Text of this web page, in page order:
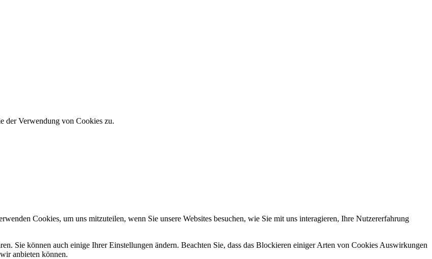
der Verwendung von Cookies zu.
Cookies, um uns mitzuteilen, wenn Sie unsere Websites besuchen, wie Sie mit uns interagieren, Ihre Nutzererfahrung
Sie können auch einige Ihrer Einstellungen ändern. Beachten Sie, dass das Blockieren einiger Arten von Cookies Auswirkungen
anbieten können.